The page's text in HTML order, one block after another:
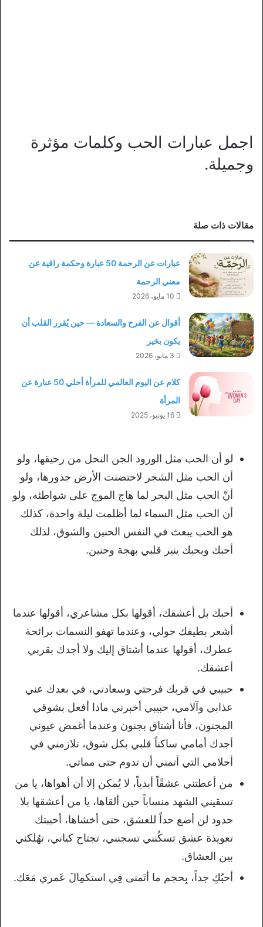
اجمل عبارات الحب وكلمات مؤثرة
وجميلة.
مقالات ذات صلة
عبارات عن الرحمة 50 عبارة وحكمة راقية عن
معني الرحمة
10 مايو، 2026
أقوال عن الفرح والسعادة — حين يُقرر القلب أن
يكون بخير
3 مايو، 2026
كلام عن اليوم العالمي للمرأة أحلي 50 عبارة عن
المرأة
16 يونيو، 2025
لو أن الحب مثل الورود الجن النحل من رحيقها، ولو
أن الحب مثل الشجر لاحتضنت الأرض جذورها، ولو
أنّ الحب مثل البحر لما هاج الموج على شواطئه، ولو
أن الحب مثل السماء لما أظلمت ليلة واحدة، كذلك
هو الحب يبعث في النفس الحنين والشوق، لذلك
أحبك وبحبك ينير قلبي بهجة وحنين.
أحبك بل أعشقك، أقولها بكل مشاعري، أقولها عندما
أشعر بطيفك حولي، وعندما تهفو النسمات برائحة
عطرك، أقولها عندما أشتاق إليك ولا أجدك بقربي
أعشقك.
حبيبي في قربك فرحتي وسعادتي، في بعدك عني
عذابي وآلامي، حبيبي أخبرني ماذا أفعل بشوقي
المجنون، فأنا أشتاق بجنون وعندما أغمض عيوني
أجدك أمامي ساكناً قلبي بكل شوق، تلازمني في
أحلامي التي أتمني أن تدوم حتى مماتي.
من أعطتني عشقًاً أبدياً، لا يُمكن إلا أن أهواها، يا من
تسقيني الشهد منساباً حين ألقاها، يا من أعشقها بلا
حدود لن أضع حداً للعشق، حتى أخشاها، أحببتك
تعويذة عشق تسكُنني تسجنني، تجتاح كياني، تهُلكني
بين العشاق.
أحبُكِ جداً، بِحجم ما أتَمنى فِي استكمِالَ عَمري مَعَك.